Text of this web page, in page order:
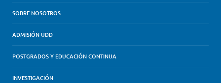
SOBRE NOSOTROS
ADMISIÓN UDD
POSTGRADOS Y EDUCACIÓN CONTINUA
INVESTIGACIÓN